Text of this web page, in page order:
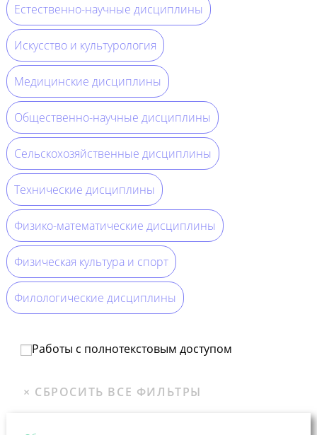
Естественно-научные дисциплины
Искусство и культурология
Медицинские дисциплины
Общественно-научные дисциплины
Сельскохозяйственные дисциплины
Технические дисциплины
Физико-математические дисциплины
Физическая культура и спорт
Филологические дисциплины
Работы с полнотекстовым доступом